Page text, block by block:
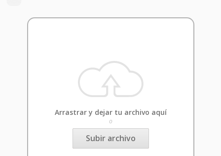
Arrastrar y dejar tu archivo aquí
o
Subir archivo